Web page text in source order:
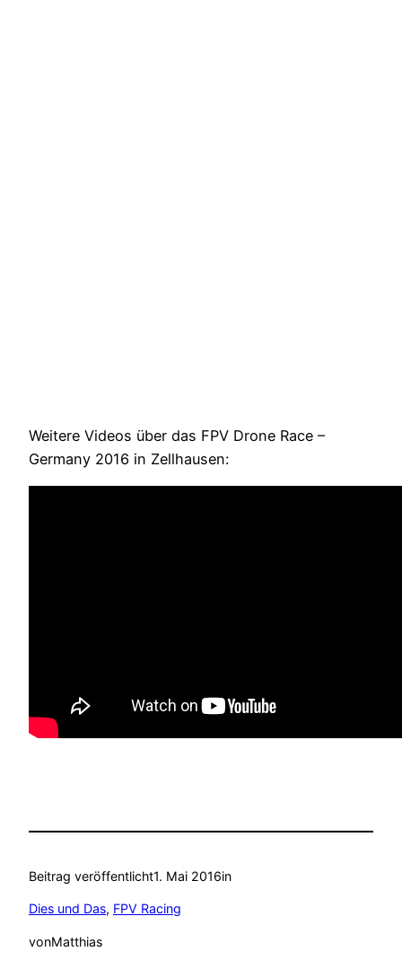
Weitere Videos über das FPV Drone Race –
Germany 2016 in Zellhausen:
Beitrag veröffentlicht1. Mai 2016in
Dies und Das, FPV Racing
vonMatthias